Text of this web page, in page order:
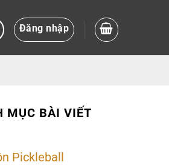
Đăng nhập
MỤC BÀI VIẾT
Pickleball